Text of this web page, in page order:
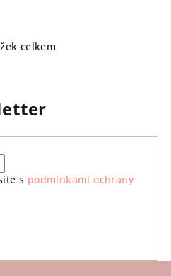
O
á
d
a
p
v
celkem
s podmínkami ochrany